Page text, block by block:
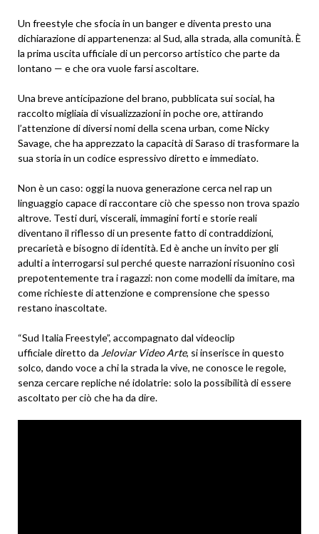
Un freestyle che sfocia in un banger e diventa presto una
dichiarazione di appartenenza: al Sud, alla strada, alla comunità. È
la prima uscita ufficiale di un percorso artistico che parte da
lontano — e che ora vuole farsi ascoltare.
Una breve anticipazione del brano, pubblicata sui social, ha
raccolto migliaia di visualizzazioni in poche ore, attirando
l’attenzione di diversi nomi della scena urban, come Nicky
Savage, che ha apprezzato la capacità di Saraso di trasformare la
sua storia in un codice espressivo diretto e immediato.
Non è un caso: oggi la nuova generazione cerca nel rap un
linguaggio capace di raccontare ciò che spesso non trova spazio
altrove. Testi duri, viscerali, immagini forti e storie reali
diventano il riflesso di un presente fatto di contraddizioni,
precarietà e bisogno di identità. Ed è anche un invito per gli
adulti a interrogarsi sul perché queste narrazioni risuonino così
prepotentemente tra i ragazzi: non come modelli da imitare, ma
come richieste di attenzione e comprensione che spesso
restano inascoltate.
“Sud Italia Freestyle”, accompagnato dal videoclip
ufficiale diretto da Jeloviar Video Arte, si inserisce in questo
solco, dando voce a chi la strada la vive, ne conosce le regole,
senza cercare repliche né idolatrie: solo la possibilità di essere
ascoltato per ciò che ha da dire.